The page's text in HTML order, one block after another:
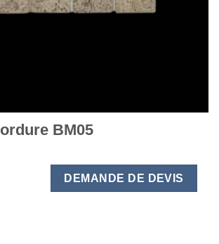
BM05
DEMANDE DE DEVIS